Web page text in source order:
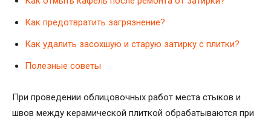
Как предотвратить загрязнение?
Как удалить засохшую и старую затирку с плитки?
Полезные советы
При проведении облицовочных работ места стыков и
швов между керамической плиткой обрабатываются при